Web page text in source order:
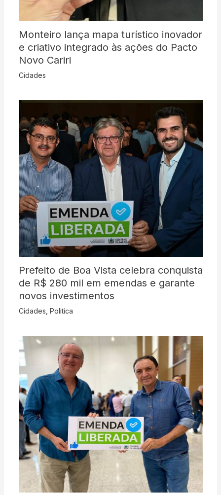
Monteiro lança mapa turístico inovador
e criativo integrado às ações do Pacto
Novo Cariri
Cidades
Prefeito de Boa Vista celebra conquista
de R$ 280 mil em emendas e garante
novos investimentos
Cidades Politica